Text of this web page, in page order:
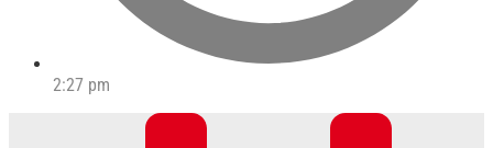
2:27 pm